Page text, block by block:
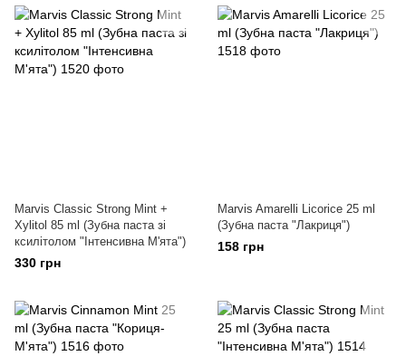
Marvis Classic Strong Mint +
Xylitol 85 ml (Зубна паста зі
ксилітолом "Iнтенсивна М'ята")
330 грн
Marvis Amarelli Licorice 25 ml
(Зубна паста "Лакриця")
158 грн